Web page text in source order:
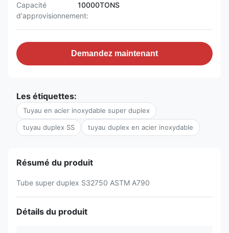
Capacité
d'approvisionnement:
10000TONS
Demandez maintenant
Les étiquettes:
Tuyau en acier inoxydable super duplex
tuyau duplex SS tuyau duplex en acier inoxydable
Résumé du produit
Tube super duplex S32750 ASTM A790
Détails du produit